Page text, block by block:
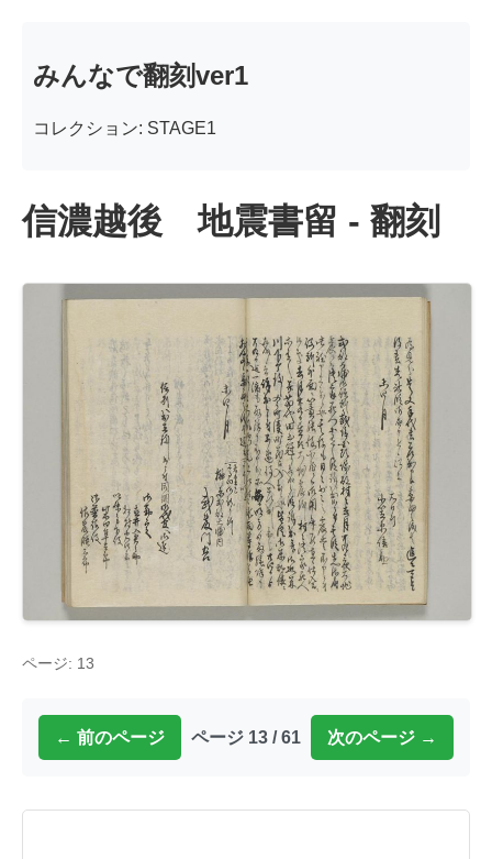
みんなで翻刻ver1
コレクション: STAGE1
信濃越後 地震書留 - 翻刻
ページ: 13
← 前のページ ページ 13 / 61 次のページ →